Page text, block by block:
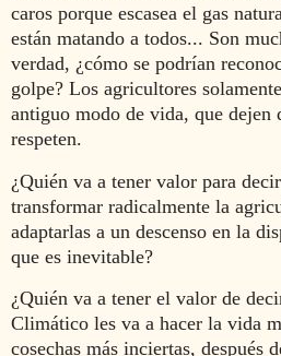
caros porque escasea el gas
están matando a todos... Son
verdad, ¿cómo se podrían
golpe? Los agricultores
antiguo modo de vida, que dejen
respeten.
¿Quién va a tener valor para
transformar radicalmente la
adaptarlas a un descenso en la
que es inevitable?
¿Quién va a tener el valor de
Climático les va a hacer la vida
cosechas más inciertas, después